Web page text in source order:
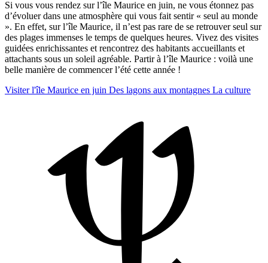
Si vous vous rendez sur l’île Maurice en juin, ne vous étonnez pas
d’évoluer dans une atmosphère qui vous fait sentir « seul au monde
». En effet, sur l’île Maurice, il n’est pas rare de se retrouver seul sur
des plages immenses le temps de quelques heures. Vivez des visites
guidées enrichissantes et rencontrez des habitants accueillants et
attachants sous un soleil agréable. Partir à l’île Maurice : voilà une
belle manière de commencer l’été cette année !
Visiter l'île Maurice en juin Des lagons aux montagnes La culture